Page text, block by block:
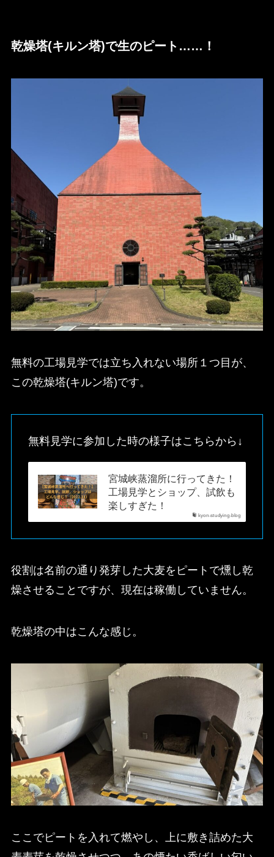
乾燥塔(キルン塔)で生のピート……！
無料の工場見学では立ち入れない場所１つ目が、
この乾燥塔(キルン塔)です。
無料見学に参加した時の様子はこちらから↓
kyon-studying-blog
宮城峡蒸溜所に行ってきた！
工場見学とショップ、試飲も
楽しすぎた！
役割は名前の通り発芽した大麦をピートで燻し乾
燥させることですが、現在は稼働していません。
乾燥塔の中はこんな感じ。
ここでピートを入れて燃やし、上に敷き詰めた大